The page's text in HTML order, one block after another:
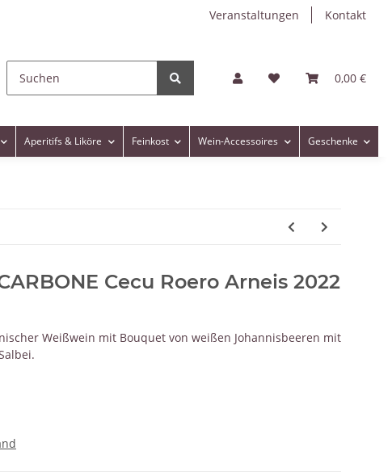
Veranstaltungen Kontakt
0,00 €
Aperitifs & Liköre Feinkost Wein-Accessoires Geschenke
Cecu Roero Arneis 2022
Weißwein mit Bouquet von weißen Johannisbeeren mit